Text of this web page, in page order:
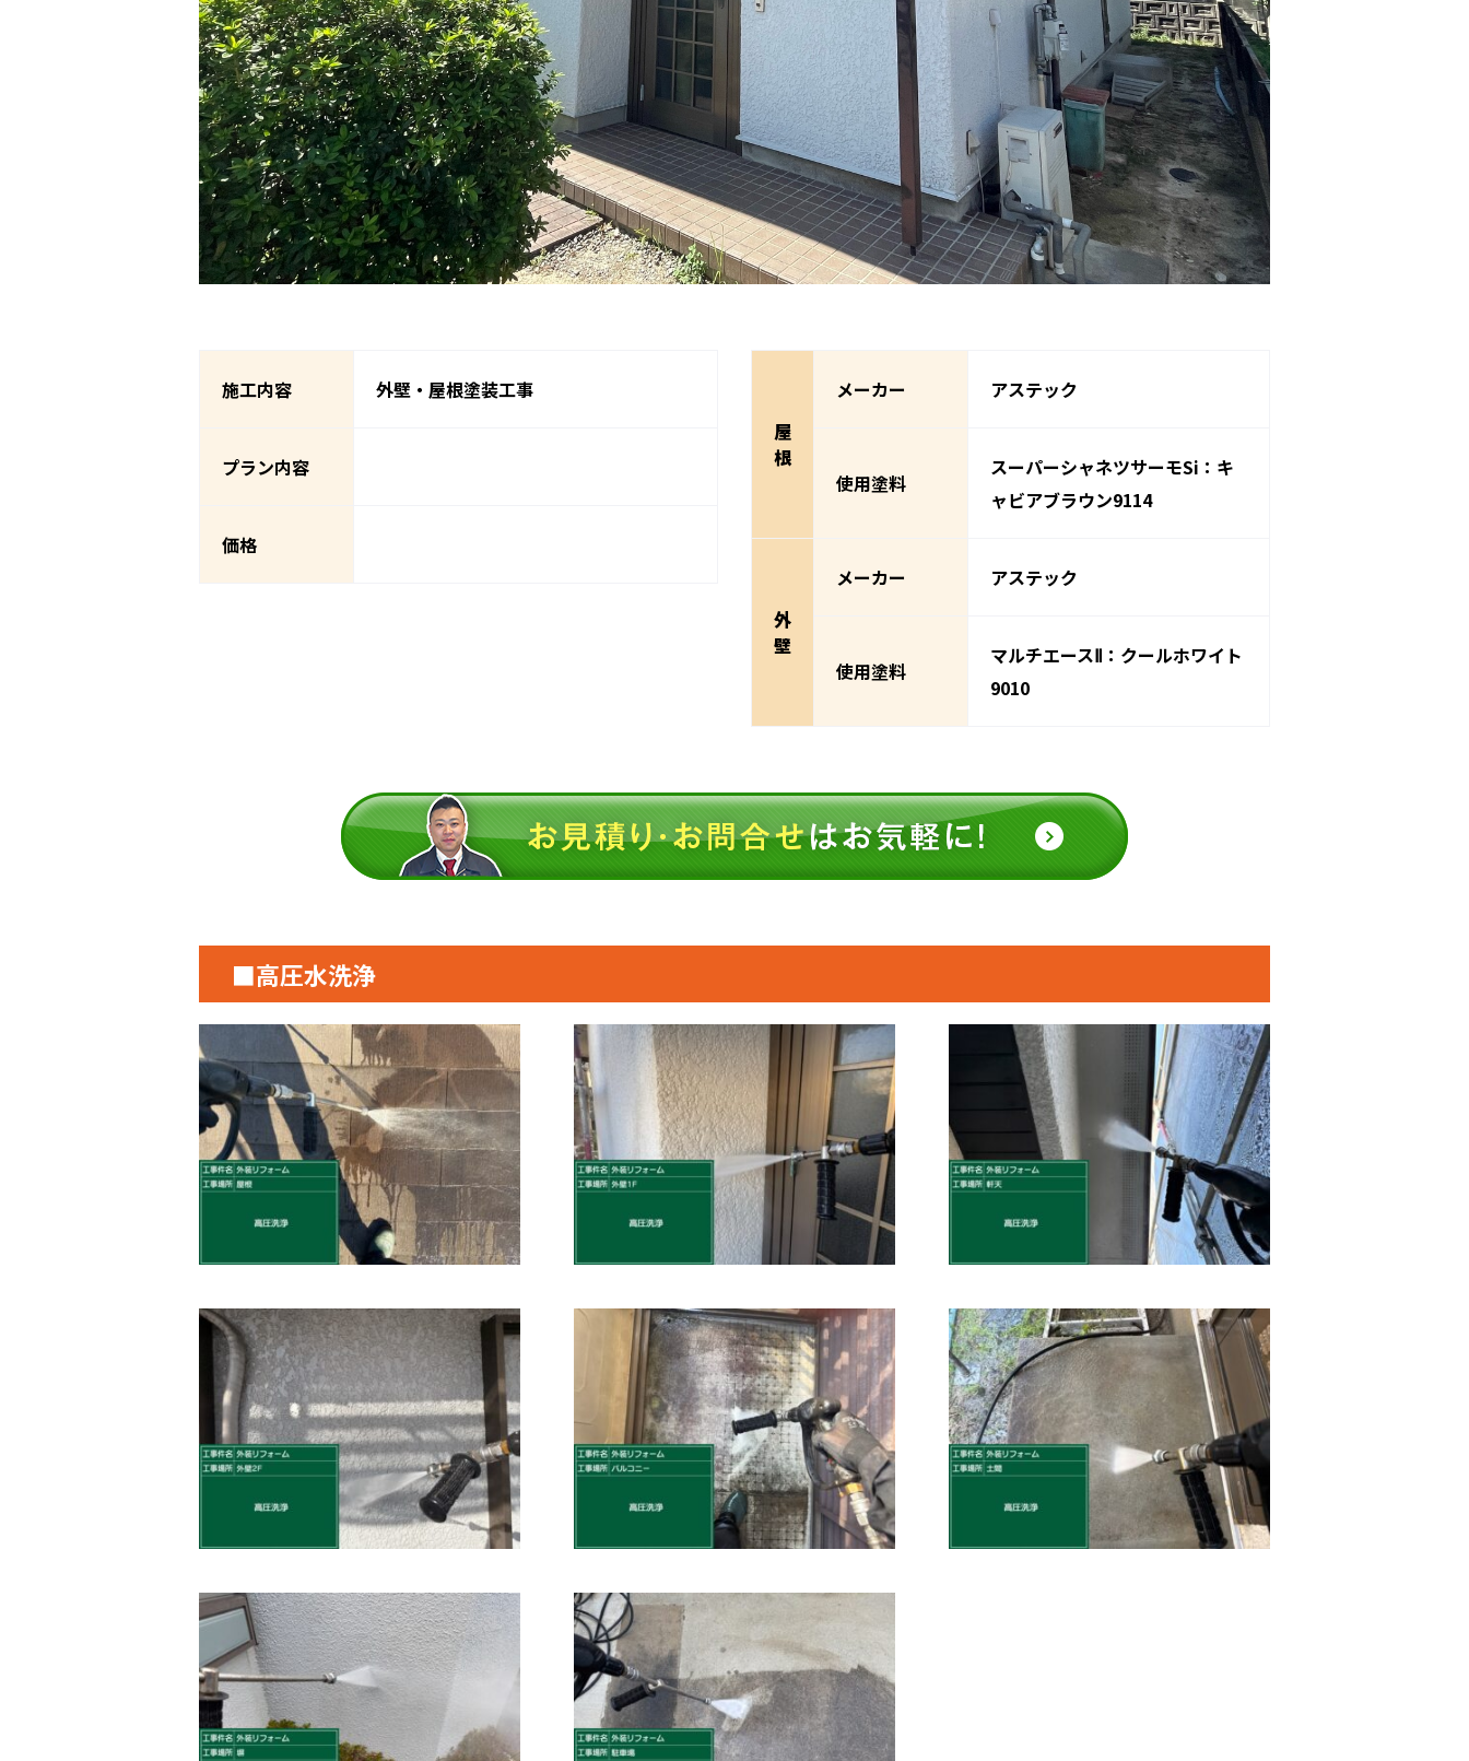
施工内容 外壁・屋根塗装工事
プラン内容
価格
屋
根
メーカー アステック
使用塗料
スーパーシャネツサーモSi：キ
ャビアブラウン9114
外
壁
メーカー アステック
使用塗料
マルチエースⅡ：クールホワイト
9010
■高圧水洗浄